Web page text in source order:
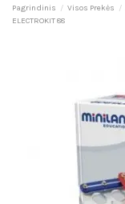
Pagrindinis Visos Prekės
ELECTROKIT 88